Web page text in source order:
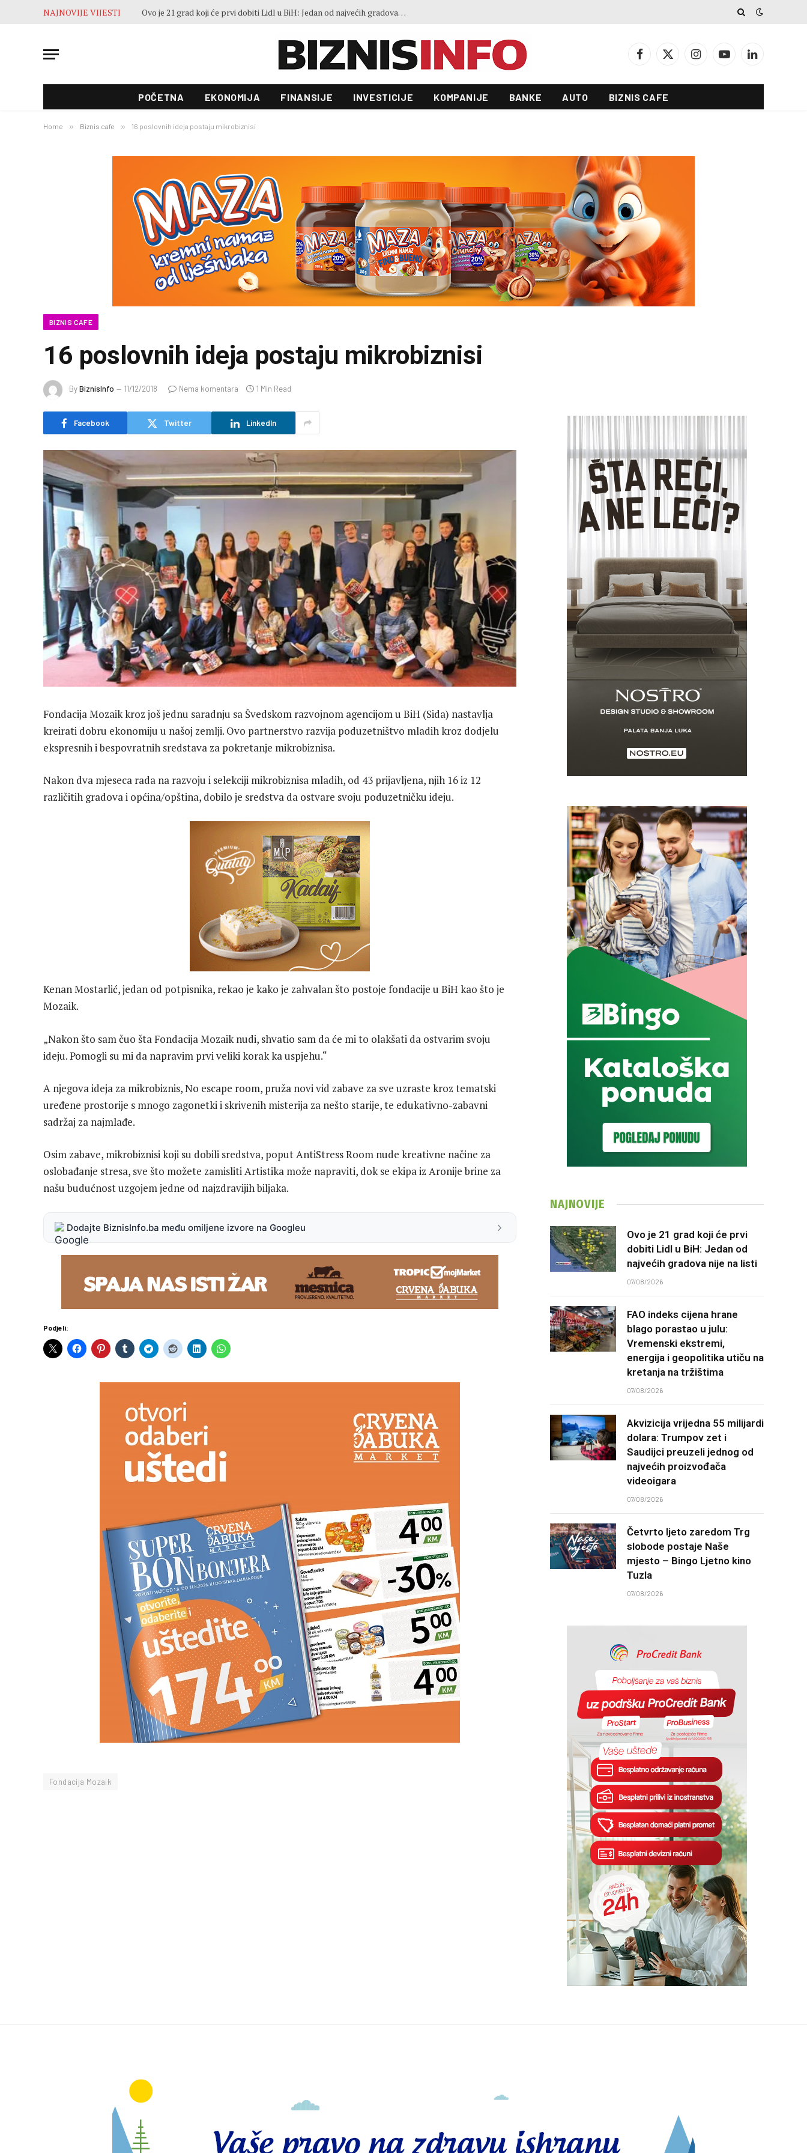
NAJNOVIJE VIJESTI FAO indeks cijena hrane blago porastao u julu: Vremenski ekstremi, energija i geopolitika utiču na kretanja na tržištima
Facebook
X
InstagramYouTubeLinkedIn
POČETNA EKONOMIJA FINANSIJE INVESTICIJE KOMPANIJE BANKE AUTO BIZNIS CAFE
Home » Biznis cafe » 16 poslovnih ideja postaju mikrobiznisi
BIZNIS CAFE
16 poslovnih ideja postaju mikrobiznisi
ByBiznisInfo 11/12/2018 Nema komentara 1 Min Read
Facebook Twitter LinkedIn
Fondacija Mozaik kroz još jednu saradnju sa Švedskom razvojnom agencijom u BiH (Sida) nastavlja
kreirati dobru ekonomiju u našoj zemlji. Ovo partnerstvo razvija poduzetništvo mladih kroz dodjelu
ekspresnih i bespovratnih sredstava za pokretanje mikrobiznisa.
Nakon dva mjeseca rada na razvoju i selekciji mikrobiznisa mladih, od 43 prijavljena, njih 16 iz 12
različitih gradova i općina/opština, dobilo je sredstva da ostvare svoju poduzetničku ideju.
Kenan Mostarlić, jedan od potpisnika, rekao je kako je zahvalan što postoje fondacije u BiH kao što je
Mozaik.
„Nakon što sam čuo šta Fondacija Mozaik nudi, shvatio sam da će mi to olakšati da ostvarim svoju
ideju. Pomogli su mi da napravim prvi veliki korak ka uspjehu.“
A njegova ideja za mikrobiznis, No escape room, pruža novi vid zabave za sve uzraste kroz tematski
uređene prostorije s mnogo zagonetki i skrivenih misterija za nešto starije, te edukativno-zabavni
sadržaj za najmlađe.
Osim zabave, mikrobiznisi koji su dobili sredstva, poput AntiStress Room nude kreativne načine za
oslobađanje stresa, sve što možete zamisliti Artistika može napraviti, dok se ekipa iz Aronije brine za
našu budućnost uzgojem jedne od najzdravijih biljaka.
Dodajte BiznisInfo.ba među omiljene izvore na Googleu
Podjeli:
Fondacija Mozaik
NAJNOVIJE
Ovo je 21 grad koji će prvi
dobiti Lidl u BiH: Jedan od
najvećih gradova nije na listi
07/08/2026
FAO indeks cijena hrane
blago porastao u julu:
Vremenski ekstremi,
energija i geopolitika utiču na
kretanja na tržištima
07/08/2026
Akvizicija vrijedna 55 milijardi
dolara: Trumpov zet i
Saudijci preuzeli jednog od
najvećih proizvođača
videoigara
07/08/2026
Četvrto ljeto zaredom Trg
slobode postaje Naše
mjesto – Bingo Ljetno kino
Tuzla
07/08/2026